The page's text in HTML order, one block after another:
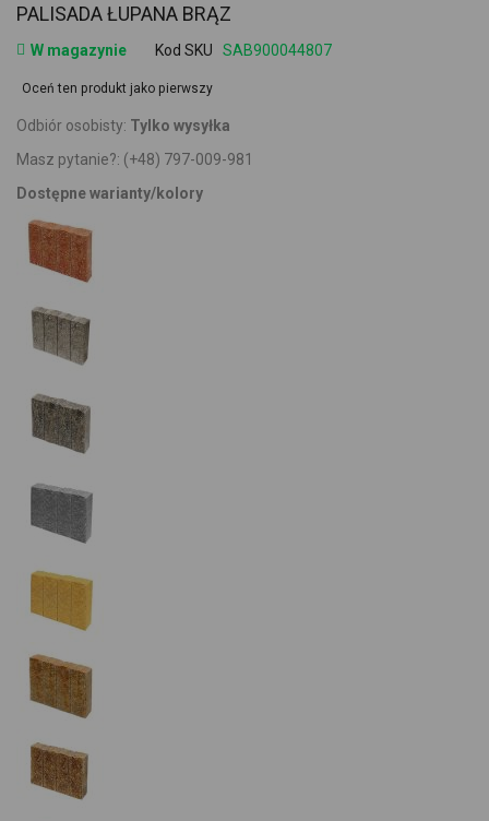
PALISADA ŁUPANA BRĄZ
W magazynie Kod SKU SAB900044807
Oceń ten produkt jako pierwszy
Odbiór osobisty: Tylko wysyłka
Masz pytanie?: (+48) 797-009-981
Dostępne warianty/kolory